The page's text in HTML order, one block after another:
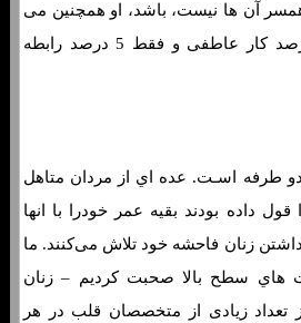
آن ها نیست، باشد، او همچنین می
گوید کـه شغل او “95 درصد کار عاطفی و فقط 5 درصد رابطه
طرفه اسـت. عده اي از مردان متاهل
قول داده بودند بقیه عمر خودرا با انها
داشتن زنان فاحشه خود تلاش می‌کنند. ما
هاي‌ سطح بالا صحبت کردیم – زنان
تعداد زیادی از متخصصان قلب در هر